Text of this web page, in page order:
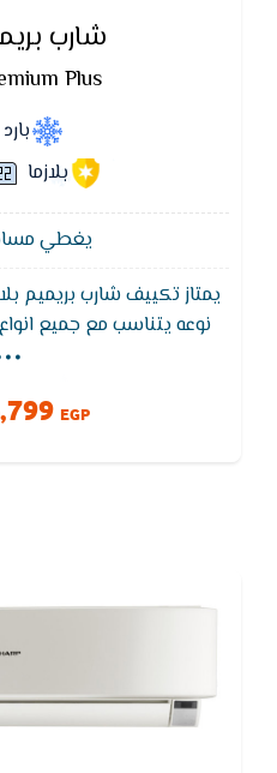
شارب
Plus
بلازما
يغطي مساحة 12
يمتاز تكييف شارب بريميم
نوعه يتناسب مع جميع
شارب بريميم بلاس بانها
الجراثيم والاتربه كما
EGP